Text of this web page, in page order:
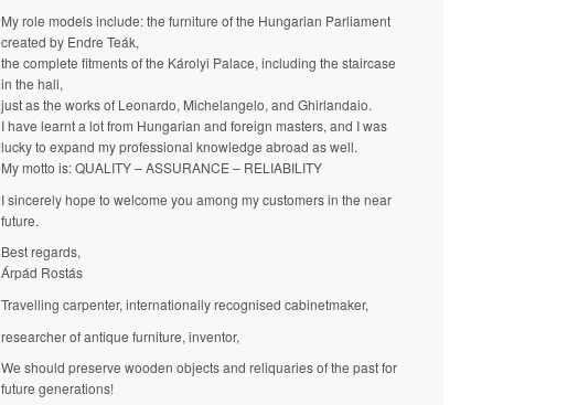
My role models include: the furniture of the Hungarian Parliament
created by Endre Teák,
the complete fitments of the Károlyi Palace, including the staircase
in the hall,
just as the works of Leonardo, Michelangelo, and Ghirlandaio.
I have learnt a lot from Hungarian and foreign masters, and I was
lucky to expand my professional knowledge abroad as well.
My motto is: QUALITY – ASSURANCE – RELIABILITY
I sincerely hope to welcome you among my customers in the near
future.
Best regards,
Árpád Rostás
Travelling carpenter, internationally recognised cabinetmaker,
researcher of antique furniture, inventor,
We should preserve wooden objects and reliquaries of the past for
future generations!